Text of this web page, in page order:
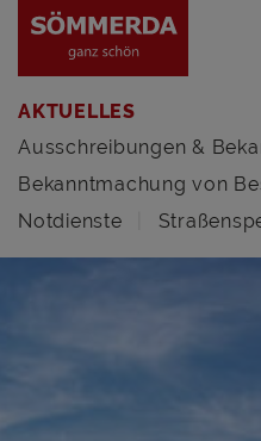
AKTUELLES
Ausschreibungen &
Bekanntmachung von
Notdienste